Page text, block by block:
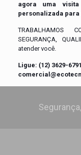
agora uma
personalizada para
TRABALHAMOS
SEGURANÇA,
atender você.
Ligue: (12) 3629-